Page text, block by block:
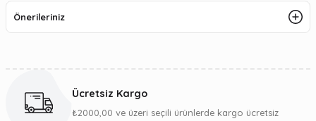
Önerileriniz
Ücretsiz Kargo
₺2000,00 ve üzeri seçili ürünlerde kargo ücretsiz